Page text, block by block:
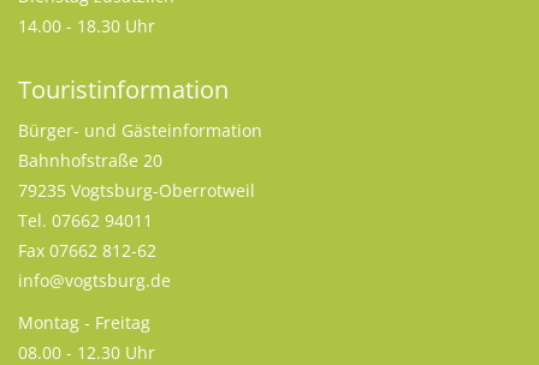
14.00 - 18.30 Uhr
Touristinformation
Bürger- und Gästeinformation
Bahnhofstraße 20
79235 Vogtsburg-Oberrotweil
Tel. 07662 94011
Fax 07662 812-62
info@vogtsburg.de
Montag - Freitag
08.00 - 12.30 Uhr